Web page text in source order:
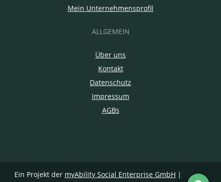
Mein Unternehmensprofil
ALLGEMEIN
Über uns
Kontakt
Datenschutz
Impressum
AGBs
Ein Projekt der myAbility Social Enterprise GmbH |